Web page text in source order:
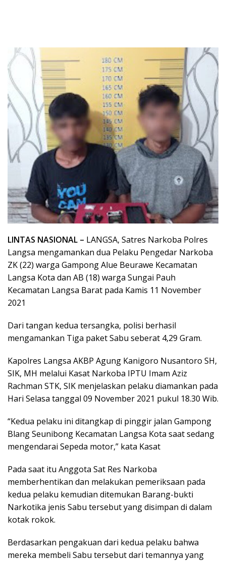
LINTAS NASIONAL – LANGSA, Satres Narkoba Polres
Langsa mengamankan dua Pelaku Pengedar Narkoba
ZK (22) warga Gampong Alue Beurawe Kecamatan
Langsa Kota dan AB (18) warga Sungai Pauh
Kecamatan Langsa Barat pada Kamis 11 November
2021
Dari tangan kedua tersangka, polisi berhasil
mengamankan Tiga paket Sabu seberat 4,29 Gram.
Kapolres Langsa AKBP Agung Kanigoro Nusantoro SH,
SIK, MH melalui Kasat Narkoba IPTU Imam Aziz
Rachman STK, SIK menjelaskan pelaku diamankan pada
Hari Selasa tanggal 09 November 2021 pukul 18.30 Wib.
“Kedua pelaku ini ditangkap di pinggir jalan Gampong
Blang Seunibong Kecamatan Langsa Kota saat sedang
mengendarai Sepeda motor,” kata Kasat
Pada saat itu Anggota Sat Res Narkoba
memberhentikan dan melakukan pemeriksaan pada
kedua pelaku kemudian ditemukan Barang-bukti
Narkotika jenis Sabu tersebut yang disimpan di dalam
kotak rokok.
Berdasarkan pengakuan dari kedua pelaku bahwa
mereka membeli Sabu tersebut dari temannya yang